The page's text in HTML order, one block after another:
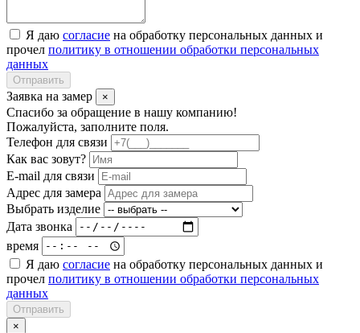
Я даю согласие на обработку персональных данных и
прочел политику в отношении обработки персональных
данных
Отправить
Заявка на замер ×
Спасибо за обращение в нашу компанию!
Пожалуйста, заполните поля.
Телефон для связи
Как вас зовут?
E-mail для связи
Адрес для замера
Выбрать изделие
Дата звонка
время
Я даю согласие на обработку персональных данных и
прочел политику в отношении обработки персональных
данных
Отправить
×